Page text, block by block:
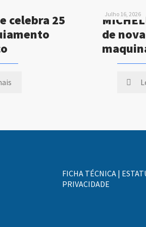
celebra 25
Julho 16, 2026
de
FICHA TÉCNICA |
PRIVACIDADE